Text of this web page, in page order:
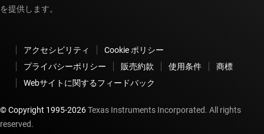
を提供します。
アクセシビリティ
Cookie ポリシー
プライバシーポリシー
販売約款 使用条件
商標
Webサイトに関するフィードバック
© Copyright 1995-2026Texas Instruments Incorporated. All rights
reserved.